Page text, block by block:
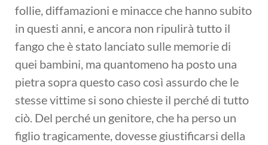
follie, diffamazioni e minacce che hanno subito
in questi anni, e ancora non ripulirà tutto il
fango che è stato lanciato sulle memorie di
quei bambini, ma quantomeno ha posto una
pietra sopra questo caso così assurdo che le
stesse vittime si sono chieste il perché di tutto
ciò. Del perché un genitore, che ha perso un
figlio tragicamente, dovesse giustificarsi della